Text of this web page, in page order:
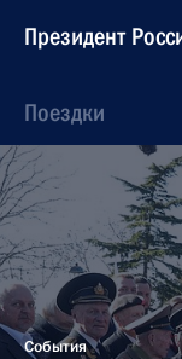
Президент
Поездки
События